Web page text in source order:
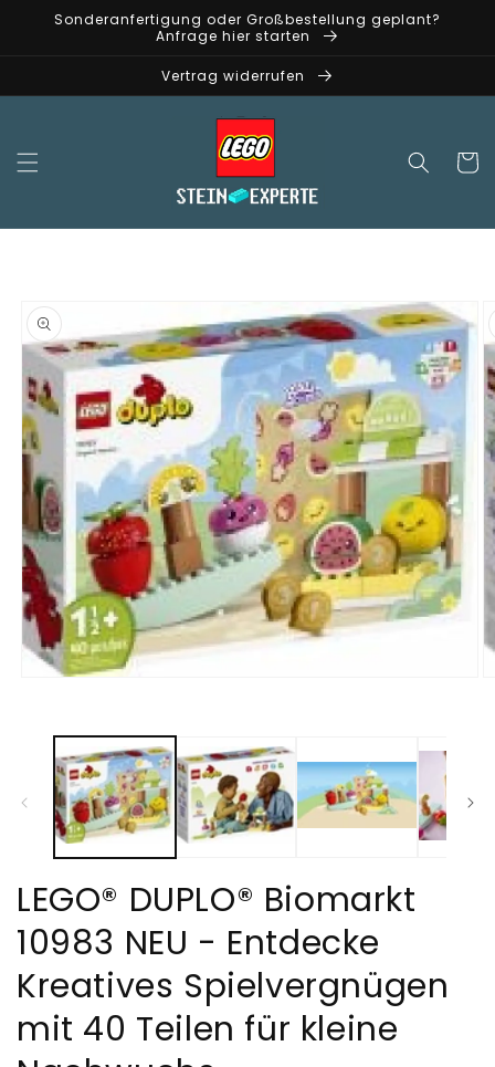
zumSonderanfertigung oder Großbestellung geplant?
Anfrage hier starten
Vertrag widerrufen
Modal
LEGO® DUPLO® Biomarkt
10983 NEU - Entdecke
Kreatives Spielvergnügen
mit 40 Teilen für kleine